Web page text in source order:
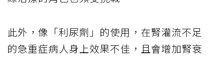
此外，像「利尿劑」的使用，在腎灌流不足
的急重症病人身上效果不佳，且會增加腎衰